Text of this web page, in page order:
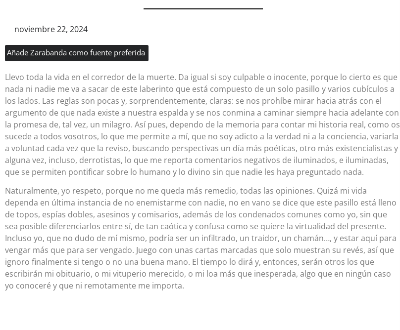
noviembre 22, 2024
Añade Zarabanda como fuente preferida
Llevo toda la vida en el corredor de la muerte. Da igual si soy culpable o inocente, porque lo cierto es que
nada ni nadie me va a sacar de este laberinto que está compuesto de un solo pasillo y varios cubículos a
los lados. Las reglas son pocas y, sorprendentemente, claras: se nos prohíbe mirar hacia atrás con el
argumento de que nada existe a nuestra espalda y se nos conmina a caminar siempre hacia adelante con
la promesa de, tal vez, un milagro. Así pues, dependo de la memoria para contar mi historia real, como os
sucede a todos vosotros, lo que me permite a mí, que no soy adicto a la verdad ni a la conciencia, variarla
a voluntad cada vez que la reviso, buscando perspectivas un día más poéticas, otro más existencialistas y
alguna vez, incluso, derrotistas, lo que me reporta comentarios negativos de iluminados, e iluminadas,
que se permiten pontificar sobre lo humano y lo divino sin que nadie les haya preguntado nada.
Naturalmente, yo respeto, porque no me queda más remedio, todas las opiniones. Quizá mi vida
dependa en última instancia de no enemistarme con nadie, no en vano se dice que este pasillo está lleno
de topos, espías dobles, asesinos y comisarios, además de los condenados comunes como yo, sin que
sea posible diferenciarlos entre sí, de tan caótica y confusa como se quiere la virtualidad del presente.
Incluso yo, que no dudo de mí mismo, podría ser un infiltrado, un traidor, un chamán…, y estar aquí para
vengar más que para ser vengado. Juego con unas cartas marcadas que solo muestran su revés, así que
ignoro finalmente si tengo o no una buena mano. El tiempo lo dirá y, entonces, serán otros los que
escribirán mi obituario, o mi vituperio merecido, o mi loa más que inesperada, algo que en ningún caso
yo conoceré y que ni remotamente me importa.